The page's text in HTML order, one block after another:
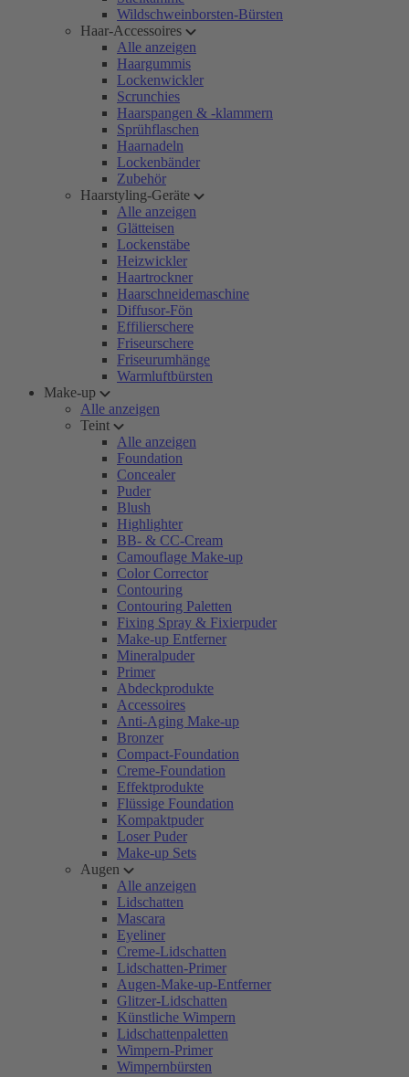
Wildschweinborsten-Bürsten
Haar-Accessoires
Alle anzeigen
Haargummis
Lockenwickler
Scrunchies
Haarspangen & -klammern
Sprühflaschen
Haarnadeln
Lockenbänder
Zubehör
Haarstyling-Geräte
Alle anzeigen
Glätteisen
Lockenstäbe
Heizwickler
Haartrockner
Haarschneidemaschine
Diffusor-Fön
Effilierschere
Friseurschere
Friseurumhänge
Warmluftbürsten
Make-up
Alle anzeigen
Teint
Alle anzeigen
Foundation
Concealer
Puder
Blush
Highlighter
BB- & CC-Cream
Camouflage Make-up
Color Corrector
Contouring
Contouring Paletten
Fixing Spray & Fixierpuder
Make-up Entferner
Mineralpuder
Primer
Abdeckprodukte
Accessoires
Anti-Aging Make-up
Bronzer
Compact-Foundation
Creme-Foundation
Effektprodukte
Flüssige Foundation
Kompaktpuder
Loser Puder
Make-up Sets
Augen
Alle anzeigen
Lidschatten
Mascara
Eyeliner
Creme-Lidschatten
Lidschatten-Primer
Augen-Make-up-Entferner
Glitzer-Lidschatten
Künstliche Wimpern
Lidschattenpaletten
Wimpern-Primer
Wimpernbürsten